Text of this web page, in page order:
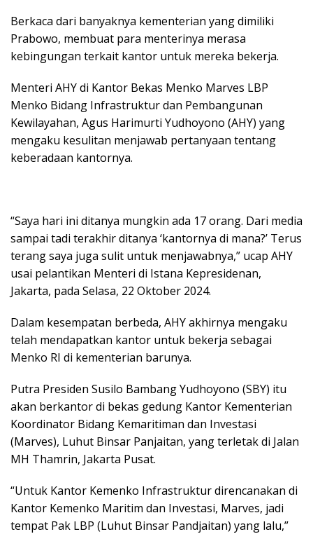
Berkaca dari banyaknya kementerian yang dimiliki
Prabowo, membuat para menterinya merasa
kebingungan terkait kantor untuk mereka bekerja.
Menteri AHY di Kantor Bekas Menko Marves LBP
Menko Bidang Infrastruktur dan Pembangunan
Kewilayahan, Agus Harimurti Yudhoyono (AHY) yang
mengaku kesulitan menjawab pertanyaan tentang
keberadaan kantornya.
“Saya hari ini ditanya mungkin ada 17 orang. Dari media
sampai tadi terakhir ditanya ‘kantornya di mana?’ Terus
terang saya juga sulit untuk menjawabnya,” ucap AHY
usai pelantikan Menteri di Istana Kepresidenan,
Jakarta, pada Selasa, 22 Oktober 2024.
Dalam kesempatan berbeda, AHY akhirnya mengaku
telah mendapatkan kantor untuk bekerja sebagai
Menko RI di kementerian barunya.
Putra Presiden Susilo Bambang Yudhoyono (SBY) itu
akan berkantor di bekas gedung Kantor Kementerian
Koordinator Bidang Kemaritiman dan Investasi
(Marves), Luhut Binsar Panjaitan, yang terletak di Jalan
MH Thamrin, Jakarta Pusat.
“Untuk Kantor Kemenko Infrastruktur direncanakan di
Kantor Kemenko Maritim dan Investasi, Marves, jadi
tempat Pak LBP (Luhut Binsar Pandjaitan) yang lalu,”